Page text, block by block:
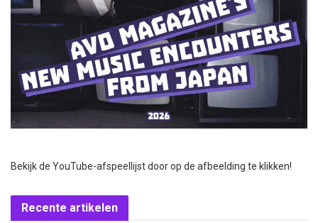
Bekijk de YouTube-afspeellijst door op de afbeelding te klikken!
Recente artikelen